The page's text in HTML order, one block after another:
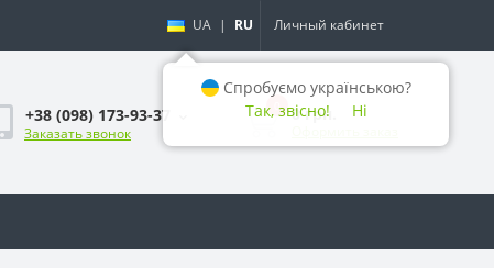
UA | RU Личный кабинет
+38 (098) 173-93-37
Заказать звонок
0 0 грн.
Спробуємо українською?
Так, звісно!
Ні